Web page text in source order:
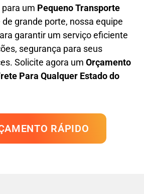
para um Pequeno Transporte
grande porte, nossa equipe
garantir um serviço eficiente
segurança para seus
Solicite agora um Orçamento
Para Qualquer Estado do
RÁPIDO